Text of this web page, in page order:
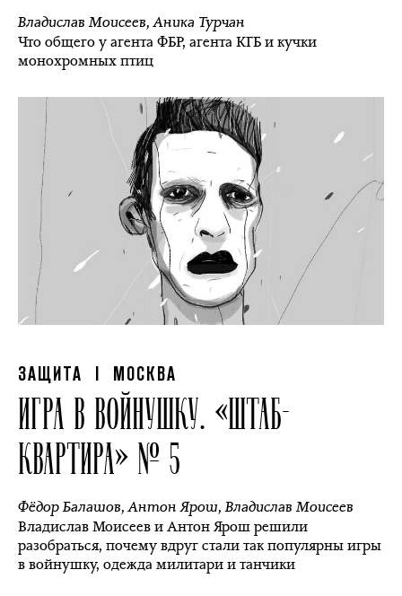
Владислав Моисеев,Аника Турчан
Что общего у агента ФБР, агента КГБ и кучки
монохромных птиц
ЗАЩИТА | МОСКВА
ИГРА В ВОЙНУШКУ. «ШТАБ-
КВАРТИРА» № 5
Фёдор Балашов,Антон Ярош,Владислав Моисеев
Владислав Моисеев и Антон Ярош решили
разобраться, почему вдруг стали так популярны игры
в войнушку, одежда милитари и танчики